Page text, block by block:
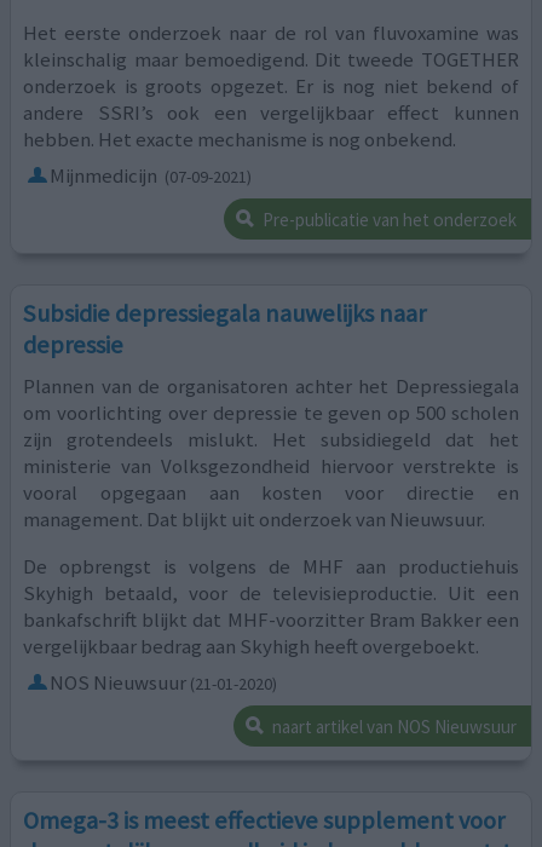
Het eerste onderzoek naar de rol van fluvoxamine was
kleinschalig maar bemoedigend. Dit tweede TOGETHER
onderzoek is groots opgezet. Er is nog niet bekend of
andere SSRI’s ook een vergelijkbaar effect kunnen
hebben. Het exacte mechanisme is nog onbekend.
Mijnmedicijn (07-09-2021)
Pre-publicatie van het onderzoek
Subsidie depressiegala nauwelijks naar
depressie
Plannen van de organisatoren achter het Depressiegala
om voorlichting over depressie te geven op 500 scholen
zijn grotendeels mislukt. Het subsidiegeld dat het
ministerie van Volksgezondheid hiervoor verstrekte is
vooral opgegaan aan kosten voor directie en
management. Dat blijkt uit onderzoek van Nieuwsuur.
De opbrengst is volgens de MHF aan productiehuis
Skyhigh betaald, voor de televisieproductie. Uit een
bankafschrift blijkt dat MHF-voorzitter Bram Bakker een
vergelijkbaar bedrag aan Skyhigh heeft overgeboekt.
NOS Nieuwsuur (21-01-2020)
naart artikel van NOS Nieuwsuur
Omega-3 is meest effectieve supplement voor